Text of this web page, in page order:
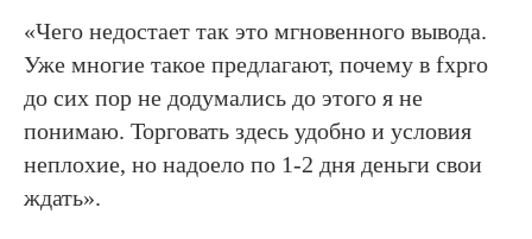
«Чего недостает так это мгновенного вывода.
Уже многие такое предлагают, почему в fxpro
до сих пор не додумались до этого я не
понимаю. Торговать здесь удобно и условия
неплохие, но надоело по 1-2 дня деньги свои
ждать».